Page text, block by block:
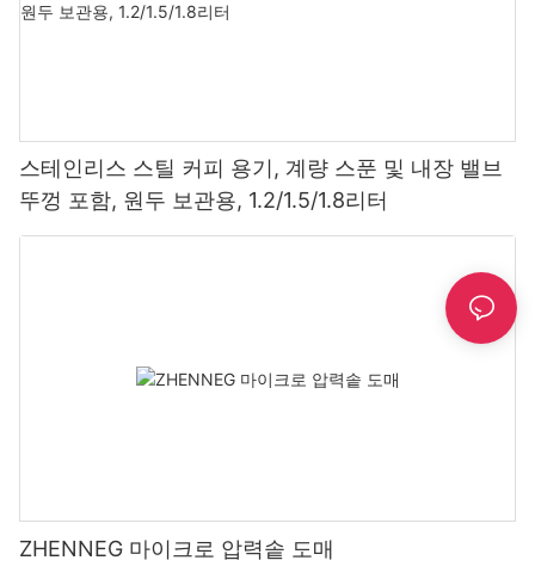
스테인리스 스틸 커피 용기, 계량 스푼 및 내장 밸브
뚜껑 포함, 원두 보관용, 1.2/1.5/1.8리터
ZHENNEG 마이크로 압력솥 도매